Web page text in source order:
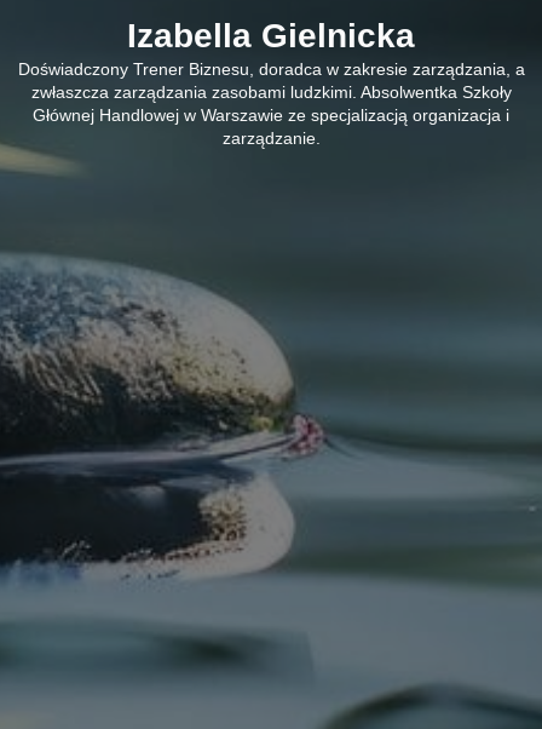
Izabella Gielnicka
Doświadczony Trener Biznesu, doradca w zakresie zarządzania, a
zwłaszcza zarządzania zasobami ludzkimi. Absolwentka Szkoły
Głównej Handlowej w Warszawie ze specjalizacją organizacja i
zarządzanie.